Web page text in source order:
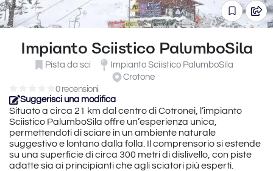
Impianto Sciistico PalumboSila
Pista da sci
Impianto Sciistico PalumboSila
Crotone
0 recensioni
Suggerisci una modifica
Situato a circa 21 km dal centro di Cotronei, l’impianto
Sciistico PalumboSila offre un’esperienza unica,
permettendoti di sciare in un ambiente naturale
suggestivo e lontano dalla folla. Il comprensorio si estende
su una superficie di circa 300 metri di dislivello, con piste
adatte sia ai principianti che agli sciatori più esperti.